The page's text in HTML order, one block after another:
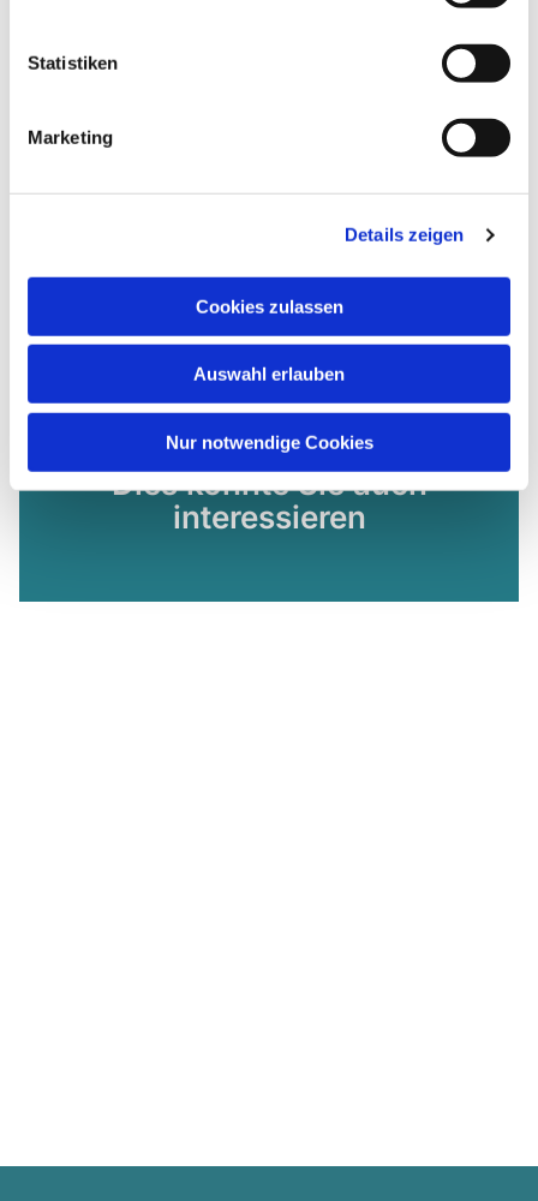
Statistiken
Marketing
Details zeigen
Cookies zulassen
Auswahl erlauben
Nur notwendige Cookies
Dies könnte Sie auch
interessieren